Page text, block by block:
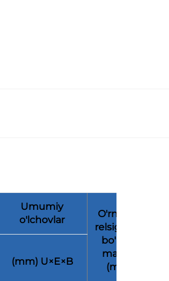
Umumiy
o'lchovlar
O'rnatish
relsigacha
bo'lgan
masofa
(mm)
(mm) U×E×B